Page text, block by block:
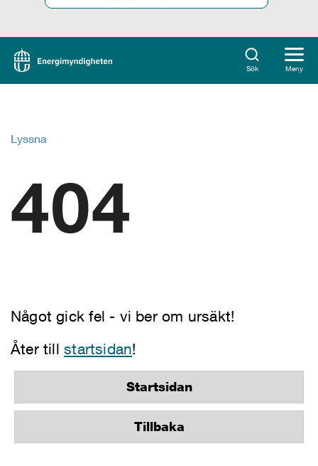
Sök Meny
Lyssna
404
Något gick fel - vi ber om ursäkt!
Åter tillstartsidan!
Startsidan
Tillbaka